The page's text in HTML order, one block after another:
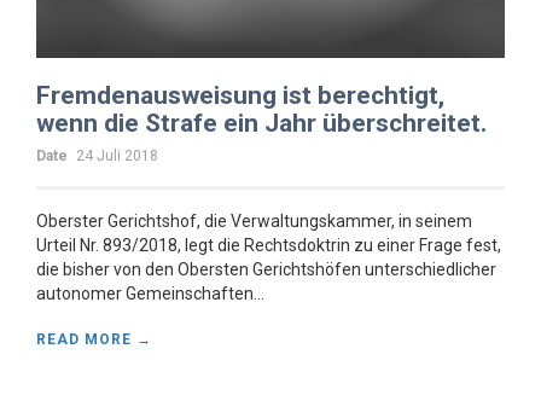
Fremdenausweisung ist berechtigt,
wenn die Strafe ein Jahr überschreitet.
Date 24 Juli 2018
Oberster Gerichtshof, die Verwaltungskammer, in seinem
Urteil Nr. 893/2018, legt die Rechtsdoktrin zu einer Frage fest,
die bisher von den Obersten Gerichtshöfen unterschiedlicher
autonomer Gemeinschaften...
READ MORE →